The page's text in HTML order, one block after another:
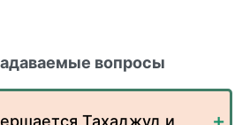
вопросы
Тахаджуд и